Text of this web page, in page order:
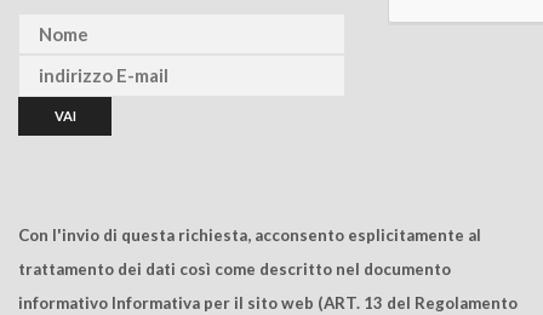
Con l'invio di questa richiesta, acconsento esplicitamente al
trattamento dei dati così come descritto nel documento
informativo Informativa per il sito web (ART. 13 del Regolamento